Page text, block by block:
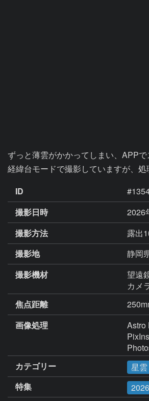
ずっと薄雲がかかってしまい、APP
経緯台モードで撮影していますが、
ID
撮影日時
2026
撮影方法
露出
撮影地
静岡
撮影機材
望遠
カメ
焦点距離
画像処理
Astro
カテゴリー
星
特集